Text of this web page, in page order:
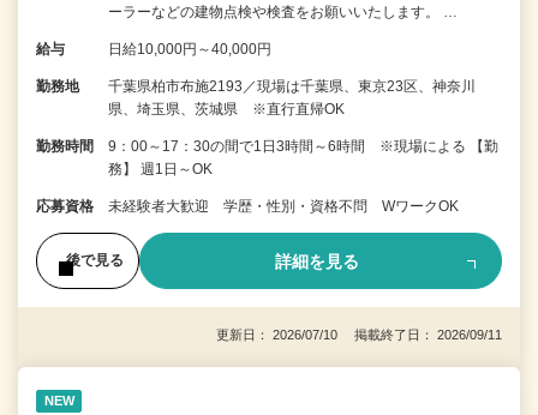
ーラーなどの建物点検や検査をお願いいたします。 …
給与 日給10,000円～40,000円
勤務地
千葉県柏市布施2193／現場は千葉県、東京23区、神奈川
県、埼玉県、茨城県 ※直行直帰OK
勤務時間
9：00～17：30の間で1日3時間～6時間 ※現場による 【勤
務】 週1日～OK
応募資格 未経験者大歓迎 学歴・性別・資格不問 WワークOK
後で見る 詳細を見る
更新日： 2026/07/10 掲載終了日： 2026/09/11
NEW